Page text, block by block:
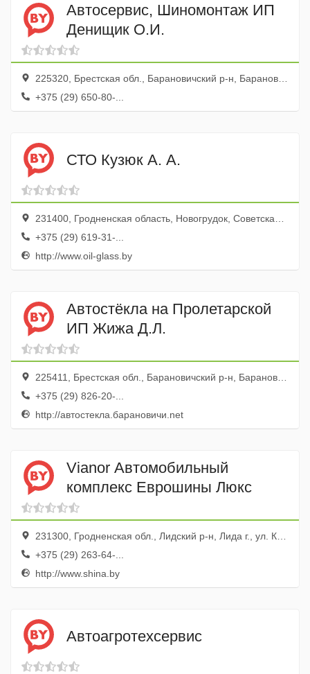
Автосервис, Шиномонтаж ИП
Денищик О.И.
225320, Брестская обл., Барановичский р-н, Барановичи г., ул. Загородняя, 45, корп.1
+375 (29) 650-80-...
СТО Кузюк А. А.
231400, Гродненская область, Новогрудок, Советская улица, 67Ж
+375 (29) 619-31-...
http://www.oil-glass.by
Автостёкла на Пролетарской
ИП Жижа Д.Л.
225411, Брестская обл., Барановичский р-н, Барановичи г., ул. Пролетарская, 48
+375 (29) 826-20-...
http://автостекла.барановичи.net
Vianor Автомобильный
комплекс Еврошины Люкс
231300, Гродненская обл., Лидский р-н, Лида г., ул. Красноармейская, 108
+375 (29) 263-64-...
http://www.shina.by
Автоагротехсервис